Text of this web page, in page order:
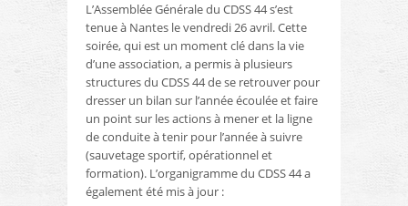
L’Assemblée Générale du CDSS 44 s’est
tenue à Nantes le vendredi 26 avril. Cette
soirée, qui est un moment clé dans la vie
d’une association, a permis à plusieurs
structures du CDSS 44 de se retrouver pour
dresser un bilan sur l’année écoulée et faire
un point sur les actions à mener et la ligne
de conduite à tenir pour l’année à suivre
(sauvetage sportif, opérationnel et
formation). L’organigramme du CDSS 44 a
également été mis à jour :